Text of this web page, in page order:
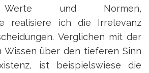
Werte und Normen,
realisiere ich die Irrelevanz
Verglichen mit der
Wissen über den tieferen Sinn
ist beispielswiese die